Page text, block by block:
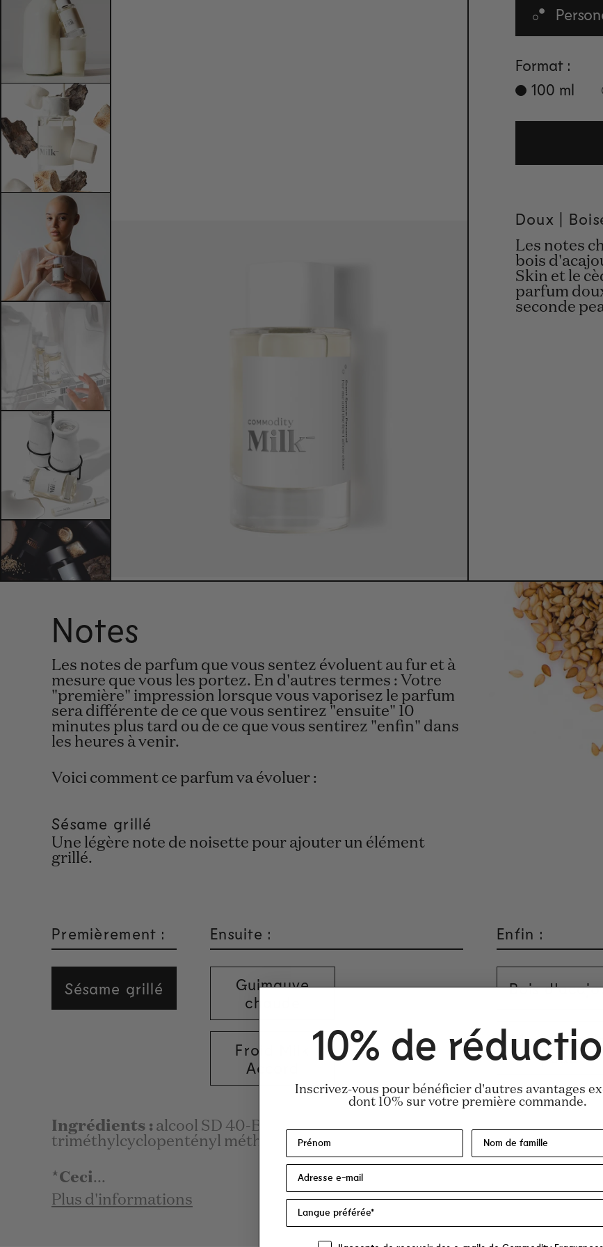
Format :
100 ml
Doux |
Les notes
bois
Skin et le
parfum
seconde
Notes
Les notes de parfum que vous sentez évoluent au fur et à
mesure que vous les portez. En d'autres termes : Votre
"première" impression lorsque vous vaporisez le parfum
sera différente de ce que vous sentirez "ensuite" 10
minutes plus tard ou de ce que vous sentirez "enfin" dans
les heures à venir.
Voici comment ce parfum va évoluer :
Sésame grillé
Une légère note de noisette pour ajouter un élément
grillé.
Premièrement :
Sésame grillé
Ensuite :
Guimauve
chaude
Froid Milk
Accord
Enfin :
Bois
Musc pour
peau
Ingrédients : alcool SD 40-B, parfum,
triméthylcyclopentényl méthylisopenténol, huile de Pogostemon cablin,
*Ceci...
Plus d'informations
10% de
Inscrivez-vous pour bénéficier d'autres avantages
dont 10% sur votre première commande.